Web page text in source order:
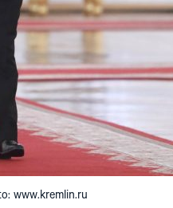
www.kremlin.ru